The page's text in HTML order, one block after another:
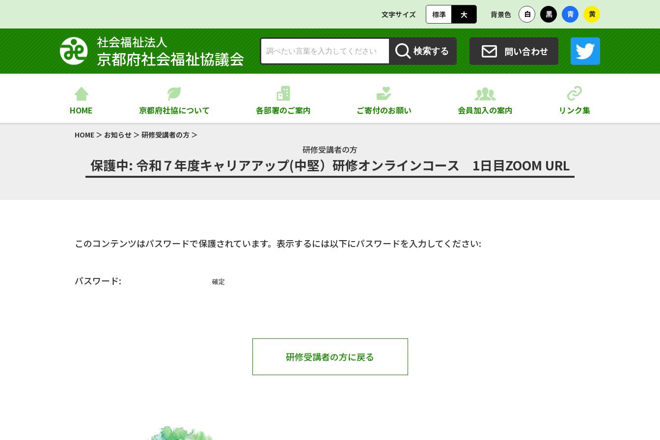
文字サイズ 標準 大 背景色 白 黒 青 黄
社会福祉法⼈
京都府社会福祉協議会 検索する 問い合わせ
HOME 京都府社協について 各部署のご案内 ご寄付のお願い 会員加入の案内 リンク集
HOME ＞ お知らせ ＞ 研修受講者の方 ＞
研修受講者の方
保護中: 令和７年度キャリアアップ(中堅）研修オンラインコース 1日目ZOOM URL
このコンテンツはパスワードで保護されています。表示するには以下にパスワードを入力してください:
パスワード:
研修受講者の方に戻る